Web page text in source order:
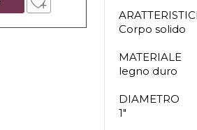
Corpo solido
MATERIALE
legno duro
DIAMETRO
1"